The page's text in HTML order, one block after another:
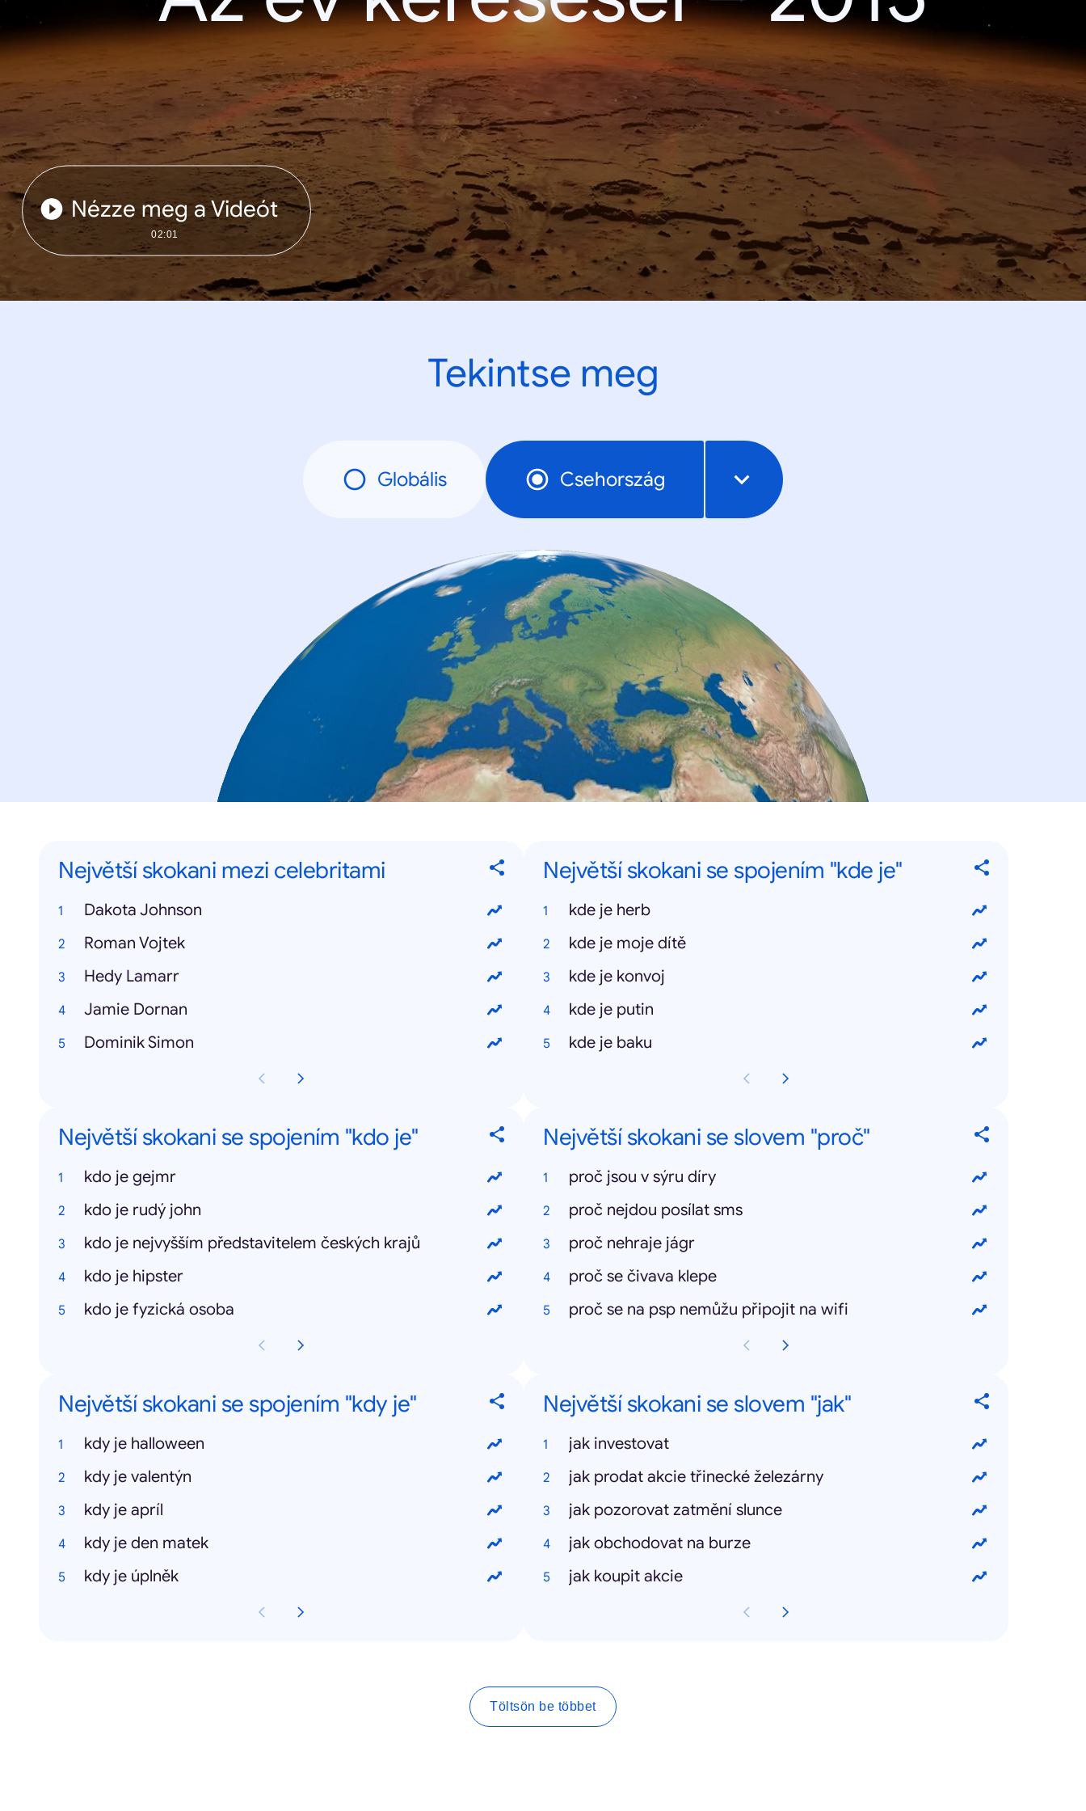
Nézze meg a Videót
02:01
Tekintse meg
Globális Csehország
Největší skokani mezi celebritami
Dakota Johnson
Roman Vojtek
Hedy Lamarr
Jamie Dornan
Dominik Simon
Největší skokani se spojením "kde je"
kde je herb
kde je moje dítě
kde je konvoj
kde je putin
kde je baku
Největší skokani se spojením "kdo je"
kdo je gejmr
kdo je rudý john
kdo je nejvyšším představitelem českých krajů
kdo je hipster
kdo je fyzická osoba
Největší skokani se slovem "proč"
proč jsou v sýru díry
proč nejdou posílat sms
proč nehraje jágr
proč se čivava klepe
proč se na psp nemůžu připojit na wifi
Největší skokani se spojením "kdy je"
kdy je halloween
kdy je valentýn
kdy je apríl
kdy je den matek
kdy je úplněk
Největší skokani se slovem "jak"
jak investovat
jak prodat akcie třinecké železárny
jak pozorovat zatmění slunce
jak obchodovat na burze
jak koupit akcie
Töltsön be többet